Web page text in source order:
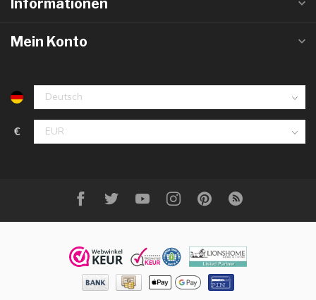
Informationen
Mein Konto
€